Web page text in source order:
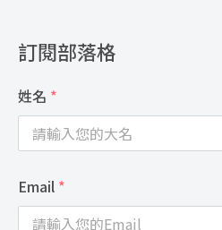
訂閱部落格
姓名 *
Email *